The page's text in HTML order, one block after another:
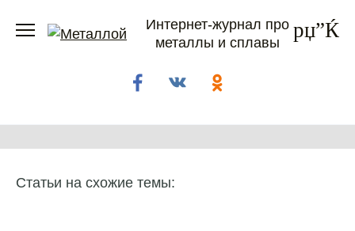
Интернет-журнал про
металлы и сплавы
Статьи на схожие темы: